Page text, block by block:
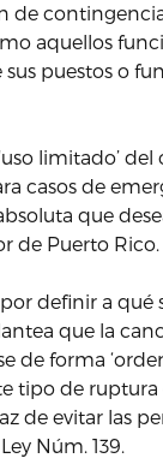
de
aquellos
puestos o
limitado’
casos de
que
de Puerto Rico.
definir a qué
que la
de forma
tipo de
de evitar las
Núm. 139.